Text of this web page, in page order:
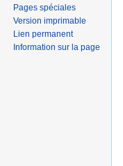
Pages spéciales
Version imprimable
Lien permanent
Information sur la page